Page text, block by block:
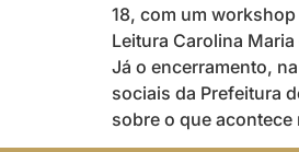
18, com um
Leitura Carolina
Já o encerramento,
sociais da Prefeitura
sobre o que